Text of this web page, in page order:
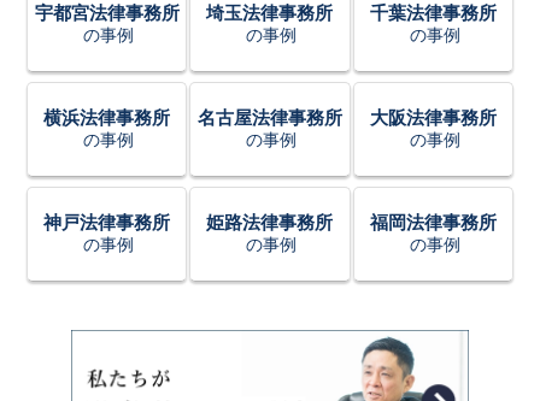
宇都宮法律事務所
の事例
埼玉法律事務所
の事例
千葉法律事務所
の事例
横浜法律事務所
の事例
名古屋法律事務所
の事例
大阪法律事務所
の事例
神戸法律事務所
の事例
姫路法律事務所
の事例
福岡法律事務所
の事例